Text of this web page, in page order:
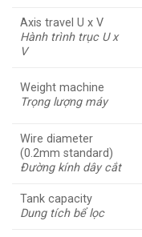
Axis travel U x V
Hành trình trục U x
V
Weight machine
Trọng lượng máy
Wire diameter
(0.2mm standard)
Đường kính dây cắt
Tank capacity
Dung tích bể lọc